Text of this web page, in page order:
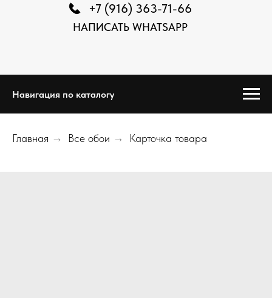
+7 (916) 363-71-66
НАПИСАТЬ WHATSAPP
Навигация по каталогу
Главная → Все обои → Карточка товара